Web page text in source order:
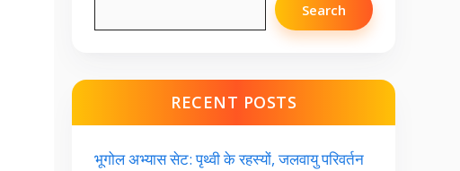
Search
RECENT POSTS
भूगोल अभ्यास सेट: पृथ्वी के रहस्यों, जलवायु परिवर्तन